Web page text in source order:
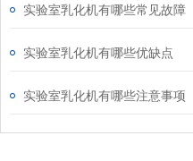
实验室乳化机有哪些常见故障
实验室乳化机有哪些优缺点
实验室乳化机有哪些注意事项